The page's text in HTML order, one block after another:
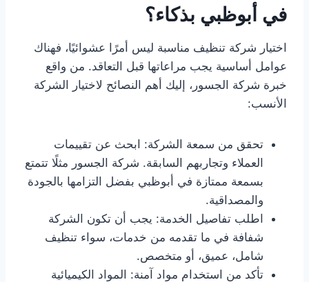
في أبوظبي بذكاء؟
اختيار شركة تنظيف مناسبة ليس أمرًا عشوائيًا، فهناك
عوامل أساسية يجب مراعاتها قبل التعاقد. من واقع
خبرة شركة الجسور، إليك أهم النصائح لاختيار الشركة
الأنسب:
تحقق من سمعة الشركة: ابحث عن تقييمات
العملاء وتجاربهم السابقة. شركة الجسور مثلًا تتمتع
بسمعة ممتازة في أبوظبي بفضل التزامها بالجودة
والمصداقية.
اطلب تفاصيل الخدمة: يجب أن تكون الشركة
شفافة في ما تقدمه من خدمات، سواء تنظيف
شامل، عميق، أو متخصص.
تأكد من استخدام مواد آمنة: المواد الكيميائية